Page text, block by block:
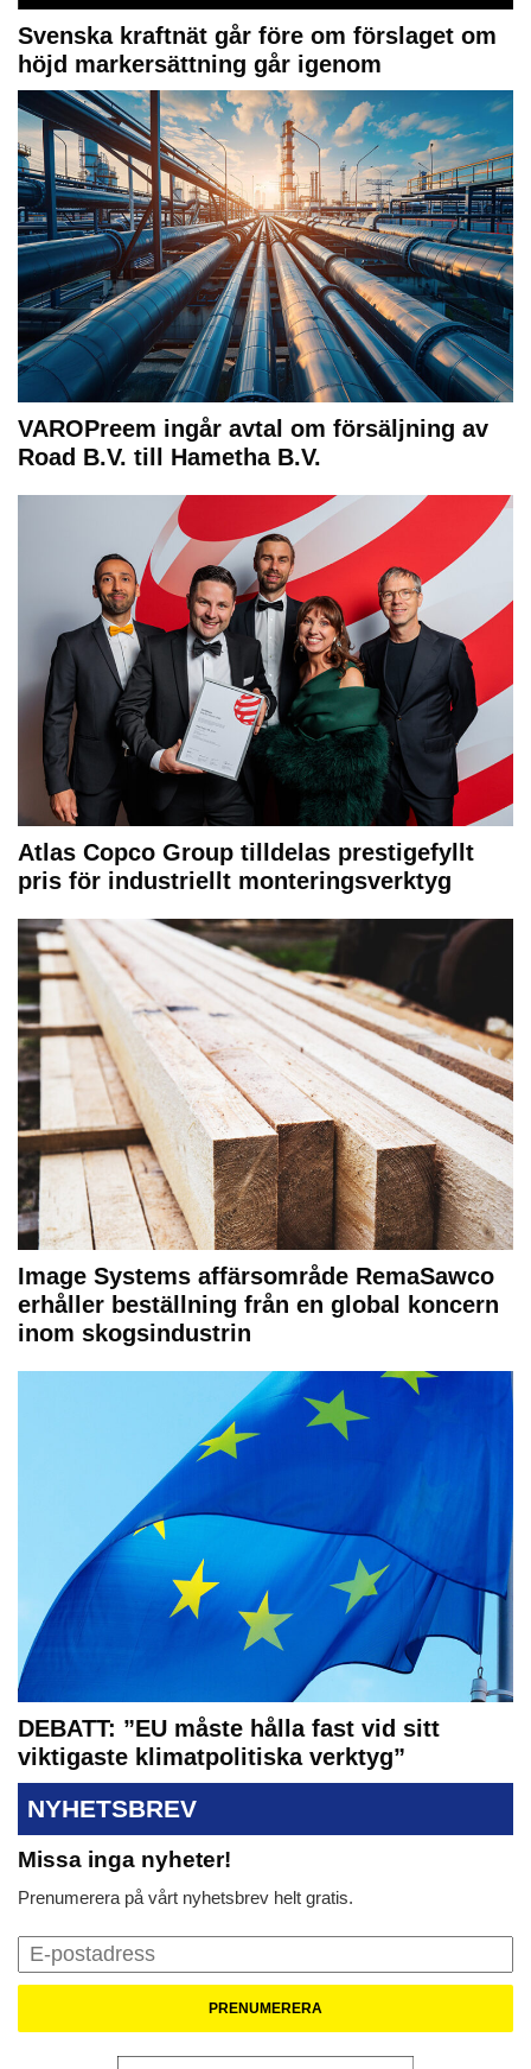
Svenska kraftnät går före om förslaget om
höjd markersättning går igenom
VAROPreem ingår avtal om försäljning av
Road B.V. till Hametha B.V.
Atlas Copco Group tilldelas prestigefyllt
pris för industriellt monteringsverktyg
Image Systems affärsområde RemaSawco
erhåller beställning från en global koncern
inom skogsindustrin
DEBATT: ”EU måste hålla fast vid sitt
viktigaste klimatpolitiska verktyg”
NYHETSBREV
Missa inga nyheter!
Prenumerera på vårt nyhetsbrev helt gratis.